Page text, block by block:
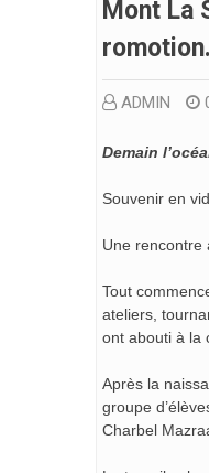
Mont La
Romotion.
ADMIN
Demain
Souvenir en
Une rencontre
Tout
ateliers,
ont abouti à la
Après la
groupe
Charbel